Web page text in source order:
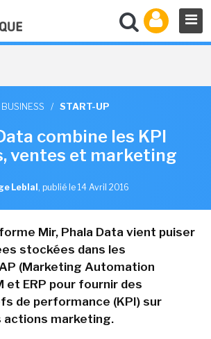
BUSINESS / START-UP
combine les KPI
ventes et marketing
Leblal , publié le 14 Avril 2016
Mir, Phala Data vient puiser
stockées dans les
(Marketing Automation
et ERP pour fournir des
de performance (KPI) sur
marketing.